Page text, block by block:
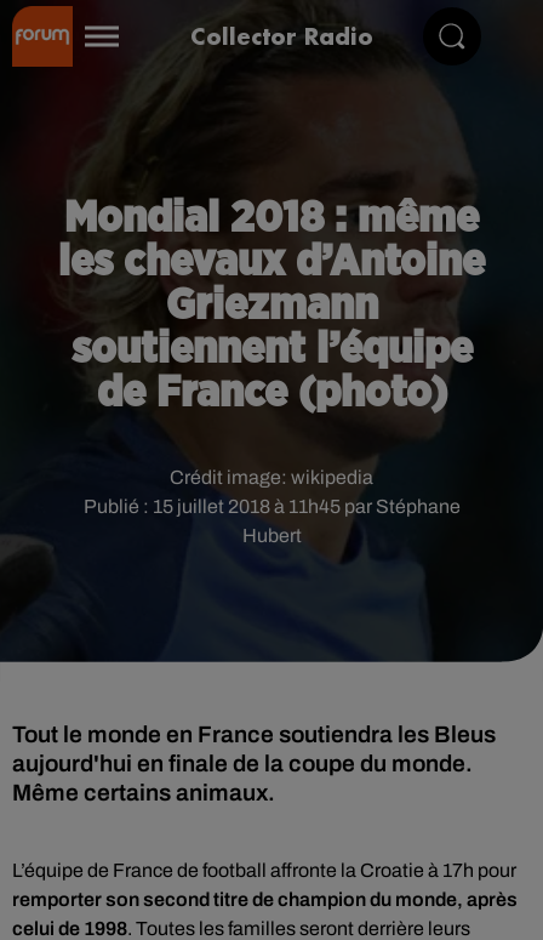
Collector Radio
Mondial 2018 : même
les chevaux d’Antoine
Griezmann
soutiennent l’équipe
de France (photo)
Publié : 15 juillet 2018 à 11h45 par Stéphane
Hubert
Crédit image: wikipedia
Tout le monde en France soutiendra les Bleus
aujourd'hui en finale de la coupe du monde.
Même certains animaux.
L’équipe de France de football affronte la Croatie à 17h pour
remporter son second titre de champion du monde, après
celui de 1998. Toutes les familles seront derrière leurs